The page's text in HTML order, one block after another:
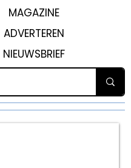
MAGAZINE
ADVERTEREN
NIEUWSBRIEF